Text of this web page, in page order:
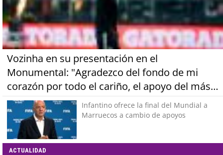
Vozinha en su presentación en el
Monumental: "Agradezco del fondo de mi
corazón por todo el cariño, el apoyo del más
grande de Chile"Infantino ofrece la final del Mundial a
Marruecos a cambio de apoyos
ACTUALIDAD